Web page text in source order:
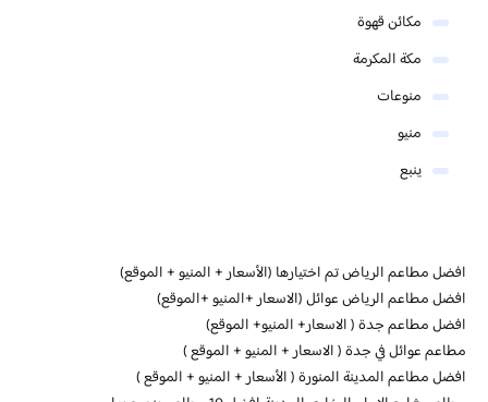
مكائن قهوة
مكة المكرمة
منوعات
منيو
ينبع
افضل مطاعم الرياض تم اختيارها (الأسعار + المنيو + الموقع)
افضل مطاعم الرياض عوائل (الاسعار +المنيو +الموقع)
افضل مطاعم جدة ( الاسعار+ المنيو+ الموقع)
مطاعم عوائل في جدة ( الاسعار + المنيو + الموقع )
افضل مطاعم المدينة المنورة ( الأسعار + المنيو + الموقع )